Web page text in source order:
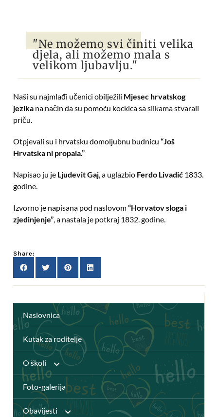
Naslovnica
Kutak za roditelje
O školi
Anž Frankopan
Foto-galerija
Obavijesti
"Ne možemo svi činiti velika
djela, ali možemo mala s
velikom ljubavlju."
Naši su najmlađi učenici obilježili Mjesec hrvatskog
jezikana način da su pomoću kockica sa slikama stvarali
priču.
Otpjevali su i hrvatsku domoljubnu budnicu “Još
Hrvatska ni propala.”
Napisao ju je Ljudevit Gaj, a uglazbio Ferdo Livadić1833.
godine.
Izvorno je napisana pod naslovom“Horvatov sloga i
zjedinjenje”, a nastala je potkraj 1832. godine.
Share: